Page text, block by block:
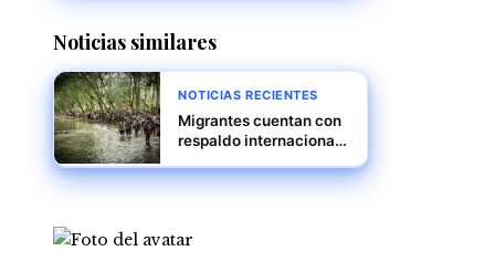
Noticias similares
NOTICIAS RECIENTES
Migrantes cuentan con
respaldo internacional,